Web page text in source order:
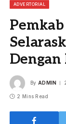
ADVERTORIAL
Dengan
By ADMIN
2 Mins Read